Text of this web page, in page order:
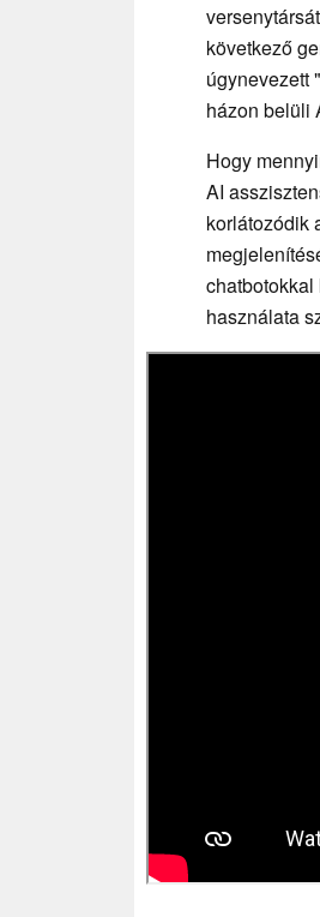
következő
úgynevezett
házon belüli
Hogy
AI
korlátozódik
használata